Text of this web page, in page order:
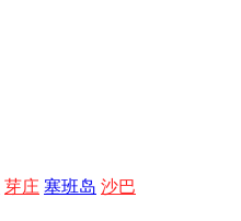
芽庄 塞班岛 沙巴